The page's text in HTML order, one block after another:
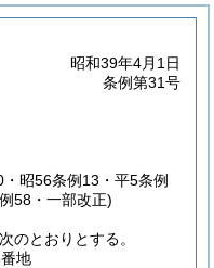
昭和39年4月1日
条例第31号
昭56条例13・平5条例
58・一部改正)
のとおりとする。
地